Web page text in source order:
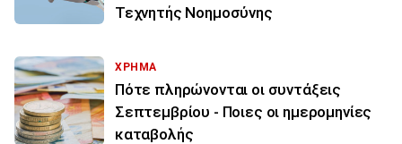
Τεχνητής Νοημοσύνης
ΧΡΗΜΑ
Πότε πληρώνονται οι συντάξεις
Σεπτεμβρίου - Ποιες οι ημερομηνίες
καταβολής